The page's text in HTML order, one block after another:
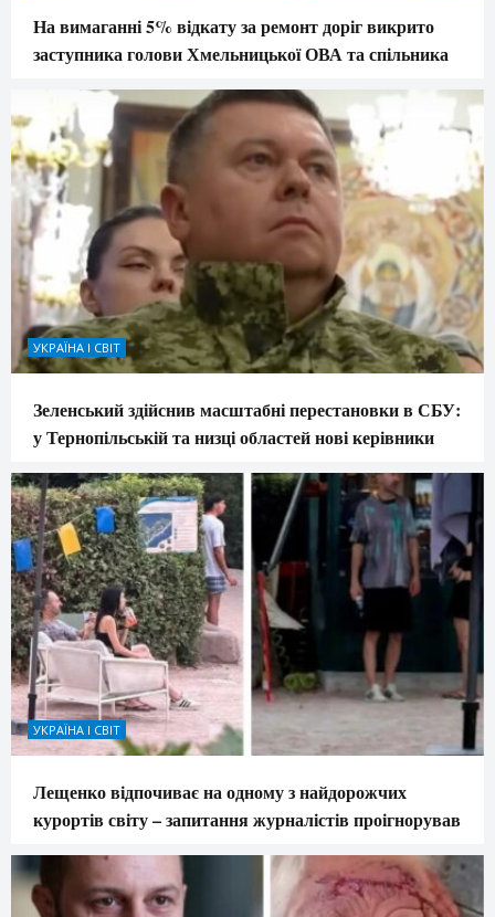
На вимаганні 5% відкату за ремонт доріг викрито
заступника голови Хмельницької ОВА та спільника
УКРАЇНА І СВІТ
Зеленський здійснив масштабні перестановки в СБУ:
у Тернопільській та низці областей нові керівники
УКРАЇНА І СВІТ
Лещенко відпочиває на одному з найдорожчих
курортів світу – запитання журналістів проігнорував